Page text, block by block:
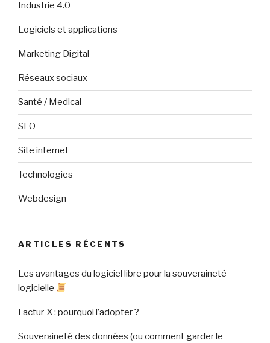
Industrie 4.0
Logiciels et applications
Marketing Digital
Réseaux sociaux
Santé / Medical
SEO
Site internet
Technologies
Webdesign
ARTICLES RÉCENTS
Les avantages du logiciel libre pour la souveraineté
logicielle
Factur-X : pourquoi l’adopter ?
Souveraineté des données (ou comment garder le